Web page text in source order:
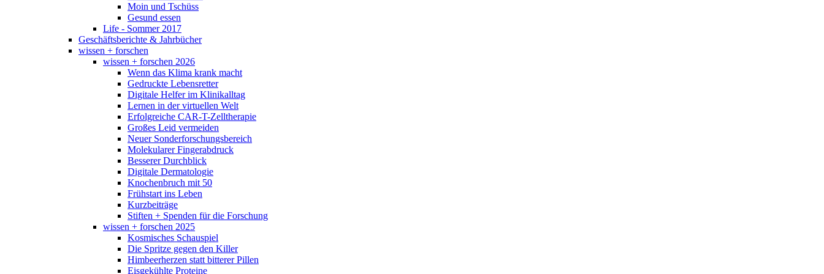
Moin und Tschüss
Gesund essen
Life - Sommer 2017
Geschäftsberichte & Jahrbücher
wissen + forschen
wissen + forschen 2026
Wenn das Klima krank macht
Gedruckte Lebensretter
Digitale Helfer im Klinikalltag
Lernen in der virtuellen Welt
Erfolgreiche CAR-T-Zelltherapie
Großes Leid vermeiden
Neuer Sonderforschungsbereich
Molekularer Fingerabdruck
Besserer Durchblick
Digitale Dermatologie
Knochenbruch mit 50
Frühstart ins Leben
Kurzbeiträge
Stiften + Spenden für die Forschung
wissen + forschen 2025
Kosmisches Schauspiel
Die Spritze gegen den Killer
Himbeerherzen statt bitterer Pillen
Eisgekühlte Proteine